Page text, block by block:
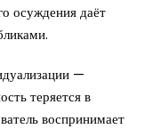
осуждения даёт
—
теряется в
воспринимает